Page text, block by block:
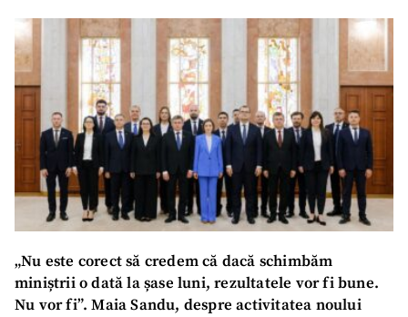
„Nu este corect să credem că dacă schimbăm
miniștrii o dată la șase luni, rezultatele vor fi bune.
Nu vor fi”. Maia Sandu, despre activitatea noului